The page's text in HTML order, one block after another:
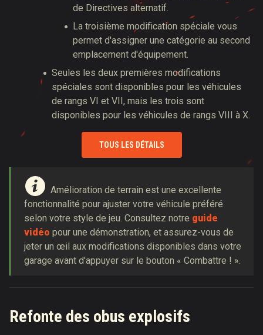
de Directives alternatif.
La troisième modification spéciale vous
permet d'assigner une catégorie au second
emplacement d'équipement.
Seules les deux premières modifications
spéciales sont disponibles pour les véhicules
de rangs VI et VII, mais les trois sont
disponibles pour les véhicules de rangs VIII à X.
TOUS LES DÉTAILS
Amélioration de terrain est une excellente
fonctionnalité pour ajuster votre véhicule préféré
selon votre style de jeu. Consultez notre guide
vidéo pour une démonstration, et assurez-vous de
jeter un œil aux modifications disponibles dans votre
garage avant d'appuyer sur le bouton « Combattre ! ».
Refonte des obus explosifs